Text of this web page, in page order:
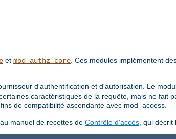
et mod_authz_core . Ces modules implémentent
d'authentification et d'autorisation. Le
caractéristiques de la requête, mais ne fait
de compatibilité ascendante avec mod_access.
manuel de recettes de Contrôle d'accès , qui